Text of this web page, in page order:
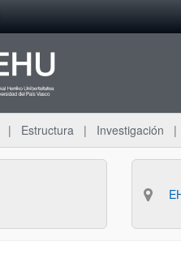
Estructura Investigación